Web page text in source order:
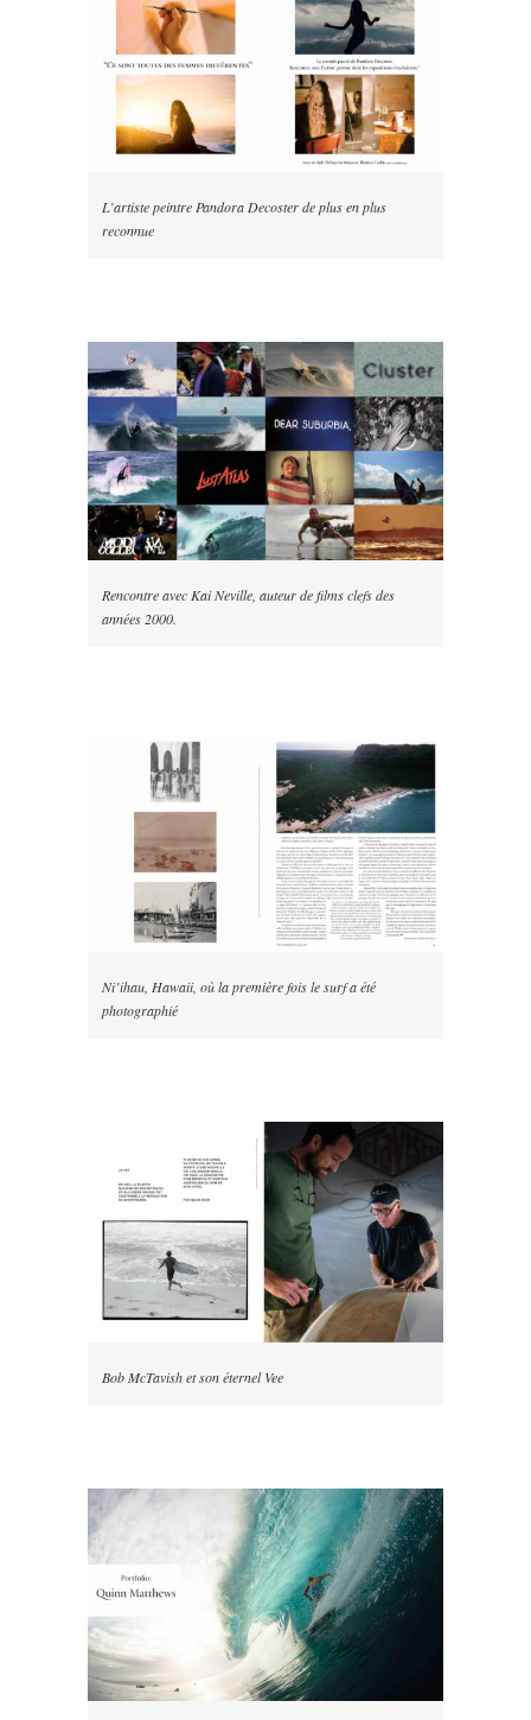
L’artiste peintre Pandora Decoster de plus en plus
reconnue
Rencontre avec Kai Neville, auteur de films clefs des
années 2000.
Ni’ihau, Hawaii, où la première fois le surf a été
photographié
Bob McTavish et son éternel Vee